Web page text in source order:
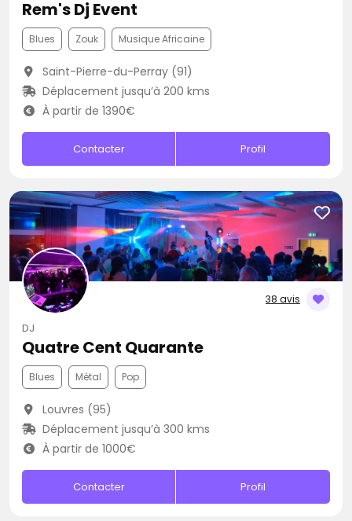
Rem's Dj Event
Blues Zouk Musique Africaine
Saint-Pierre-du-Perray (91)
Déplacement jusqu’à 200 kms
À partir de 1390€
Contacter Profil
38 avis
DJ
Quatre Cent Quarante
Blues Métal Pop
Louvres (95)
Déplacement jusqu’à 300 kms
À partir de 1000€
Contacter Profil